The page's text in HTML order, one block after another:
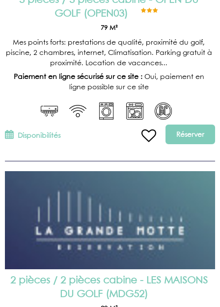
GOLF (OPEN03)
79 M²
Mes points forts: prestations de qualité, proximité du golf,
piscine, 2 chambres, internet, Climatisation. Parking gratuit à
proximité. Location de vacances...
Paiement en ligne sécurisé sur ce site : Oui, paiement en
ligne possible sur ce site
Disponibilités Réserver
2 pièces / 2 pièces cabine - LES MAISONS
DU GOLF (MDG52)